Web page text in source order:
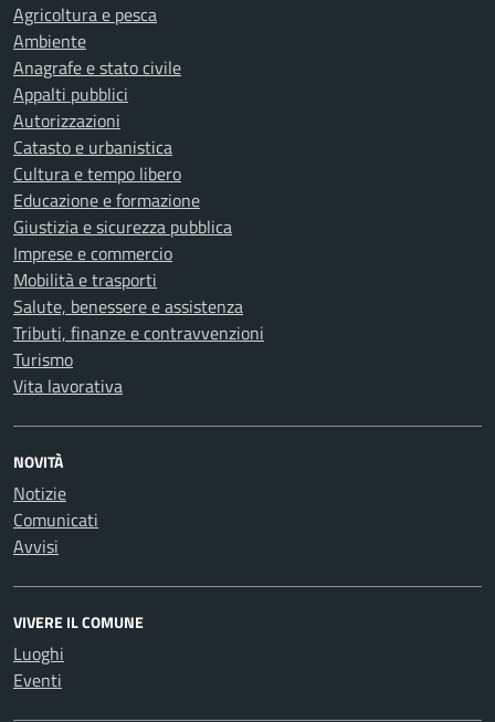
Agricoltura e pesca
Ambiente
Anagrafe e stato civile
Appalti pubblici
Autorizzazioni
Catasto e urbanistica
Cultura e tempo libero
Educazione e formazione
Giustizia e sicurezza pubblica
Imprese e commercio
Mobilità e trasporti
Salute, benessere e assistenza
Tributi, finanze e contravvenzioni
Turismo
Vita lavorativa
NOVITÀ
Notizie
Comunicati
Avvisi
VIVERE IL COMUNE
Luoghi
Eventi